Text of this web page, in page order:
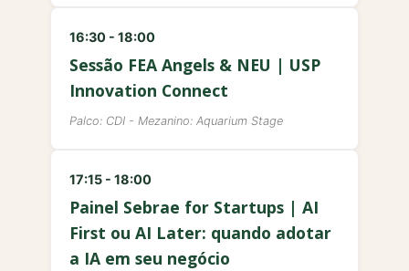
16:30 - 18:00
Sessão FEA Angels & NEU | USP
Innovation Connect
Palco: CDI - Mezanino: Aquarium Stage
17:15 - 18:00
Painel Sebrae for Startups | AI
First ou AI Later: quando adotar
a IA em seu negócio